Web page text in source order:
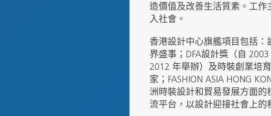
造價值及改善生活質素。工
入社會。
香港設計中心旗艦項目包括
界盛事；DFA設計獎（自
2012 年舉辦）及時裝創業培
家；FASHION ASIA HONG
洲時裝設計和貿易發展方面
流平台，以設計迎接社會上的